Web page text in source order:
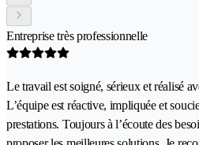
Entreprise très professionnelle
Le travail est soigné, sérieux et réalisé
L’équipe est réactive, impliquée et
prestations. Toujours à l’écoute des